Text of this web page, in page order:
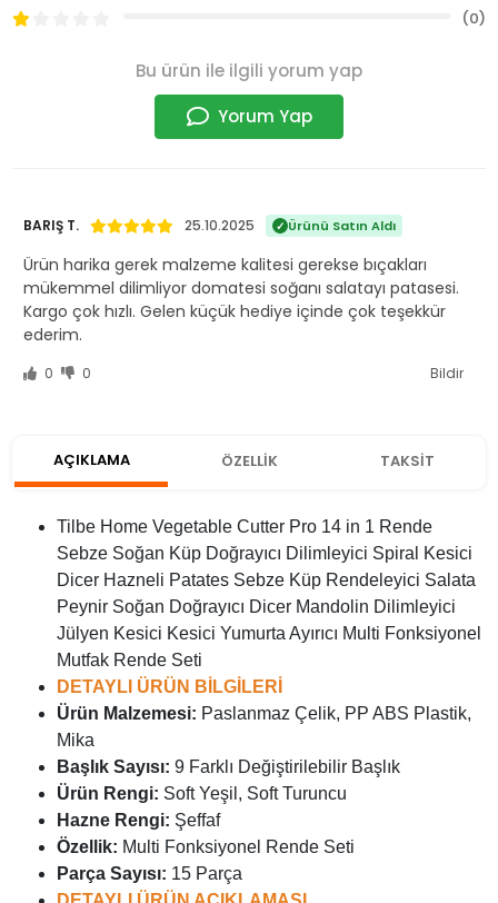
(0)
Bu ürün ile ilgili yorum yap
Yorum Yap
BARIŞ T. 25.10.2025 Ürünü Satın Aldı
Ürün harika gerek malzeme kalitesi gerekse bıçakları
mükemmel dilimliyor domatesi soğanı salatayı patasesi.
Kargo çok hızlı. Gelen küçük hediye içinde çok teşekkür
ederim.
0 0 Bildir
AÇIKLAMA ÖZELLİK TAKSİT
Tilbe Home Vegetable Cutter Pro 14 in 1 Rende
Sebze Soğan Küp Doğrayıcı Dilimleyici Spiral Kesici
Dicer Hazneli Patates Sebze Küp Rendeleyici Salata
Peynir Soğan Doğrayıcı Dicer Mandolin Dilimleyici
Jülyen Kesici Kesici Yumurta Ayırıcı Multi Fonksiyonel
Mutfak Rende Seti
DETAYLI ÜRÜN BİLGİLERİ
Ürün Malzemesi: Paslanmaz Çelik, PP ABS Plastik,
Mika
Başlık Sayısı: 9 Farklı Değiştirilebilir Başlık
Ürün Rengi: Soft Yeşil, Soft Turuncu
Hazne Rengi: Şeffaf
Özellik: Multi Fonksiyonel Rende Seti
Parça Sayısı: 15 Parça